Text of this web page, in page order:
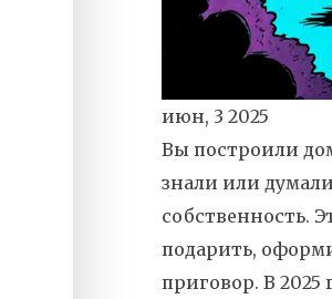
июн, 3 2025
Вы построили
знали или
собственность.
подарить,
приговор. В 2025